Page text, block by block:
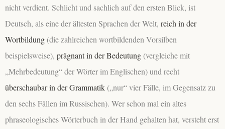
nicht verdient. Schlicht und sachlich auf den ersten Blick, ist
Deutsch, als eine der ältesten Sprachen der Welt, reich in der
Wortbildung (die zahlreichen wortbildenden Vorsilben
beispielsweise), prägnant in der Bedeutung (vergleiche mit
„Mehrbedeutung“ der Wörter im Englischen) und recht
überschaubar in der Grammatik („nur“ vier Fälle, im Gegensatz zu
den sechs Fällen im Russischen). Wer schon mal ein altes
phraseologisches Wörterbuch in der Hand gehalten hat, versteht erst